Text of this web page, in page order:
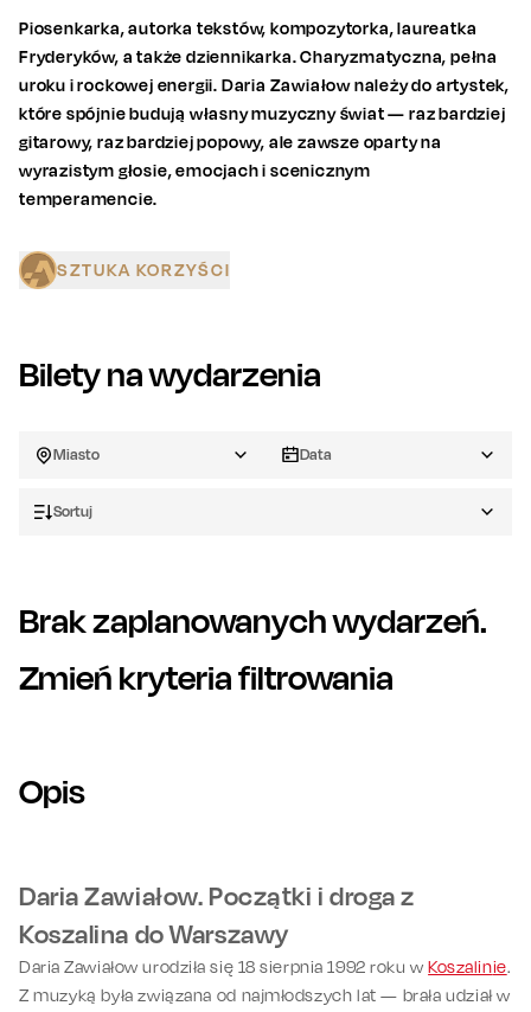
Piosenkarka, autorka tekstów, kompozytorka, laureatka
Fryderyków, a także dziennikarka. Charyzmatyczna, pełna
uroku i rockowej energii. Daria Zawiałow należy do artystek,
które spójnie budują własny muzyczny świat — raz bardziej
gitarowy, raz bardziej popowy, ale zawsze oparty na
wyrazistym głosie, emocjach i scenicznym
temperamencie.
SZTUKA KORZYŚCI
Bilety na wydarzenia
Miasto Data
Sortuj
Brak zaplanowanych wydarzeń.
Zmień kryteria filtrowania
Opis
Daria Zawiałow. Początki i droga z
Koszalina do Warszawy
Daria Zawiałow urodziła się 18 sierpnia 1992 roku wKoszalinie.
Z muzyką była związana od najmłodszych lat — brała udział w